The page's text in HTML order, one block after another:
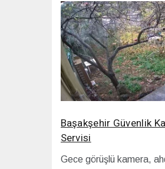
Başakşehir Güvenlik
Servisi
Gece görüşlü kamera,